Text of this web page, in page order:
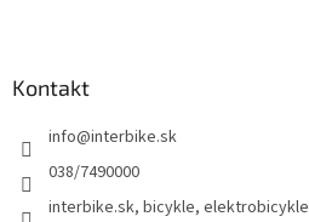
Kontakt
info@interbike.sk
038/7490000
interbike.sk, bicykle, elektrobicykle